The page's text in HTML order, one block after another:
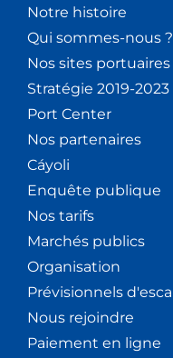
Notre histoire
Qui sommes-nous ?
Nos sites portuaires
Stratégie 2019-2023
Port Center
Nos partenaires
Cáyoli
Enquête publique
Nos tarifs
Marchés publics
Organisation
Prévisionnels
Nous rejoindre
Paiement en ligne